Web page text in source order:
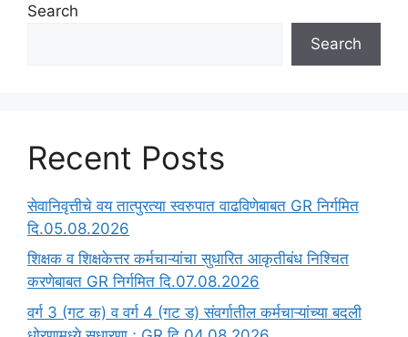
Search
Search
Recent Posts
सेवानिवृत्तीचे वय तात्पुरत्या स्वरुपात वाढविणेबाबत GR निर्गमित
दि.05.08.2026
‍शिक्षक व शिक्षकेत्तर कर्मचाऱ्यांचा सुधारित आकृतीबंध निश्चित
करणेबाबत GR निर्गमित दि.07.08.2026
वर्ग 3 (गट क) व वर्ग 4 (गट ड) संवर्गातील कर्मचाऱ्यांच्या बदली